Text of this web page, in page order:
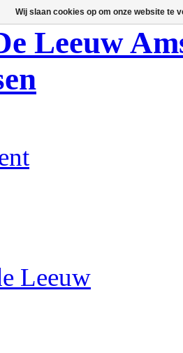
Leeuw
Leeuw
Wij slaan cookies op om onze website te